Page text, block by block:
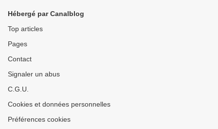
Hébergé par Canalblog
Top articles
Pages
Contact
Signaler un abus
C.G.U.
Cookies et données personnelles
Préférences cookies